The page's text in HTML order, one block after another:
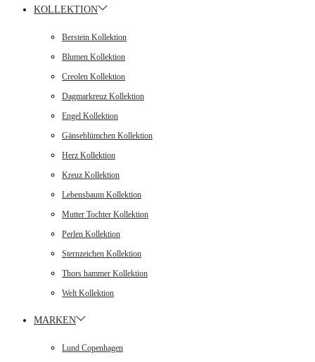
KOLLEKTION
Berstein Kollektion
Blumen Kollektion
Creolen Kollektion
Dagmarkreuz Kollektion
Engel Kollektion
Gänseblümchen Kollektion
Herz Kollektion
Kreuz Kollektion
Lebensbaum Kollektion
Mutter Tochter Kollektion
Perlen Kollektion
Sternzeichen Kollektion
Thors hammer Kollektion
Welt Kollektion
MARKEN
Lund Copenhagen